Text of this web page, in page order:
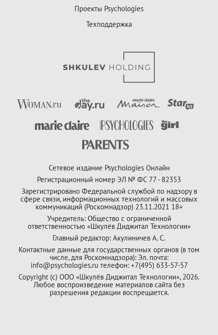
Проекты Psychologies
Техподдержка
Сетевое издание Psychologies Онлайн
Регистрационный номер ЭЛ № ФС 77 - 82353
Зарегистрировано Федеральной службой по надзору в
сфере связи, информационных технологий и массовых
коммуникаций (Роскомнадзор) 23.11.2021 18+
Учредитель: Общество с ограниченной
ответственностью «Шкулёв Диджитал Технологии»
Главный редактор: Акулиничев А. С.
Контактные данные для государственных органов (в том
числе, для Роскомнадзора): Эл. почта:
info@psychologies.ru телефон: +7(495) 633-57-57
Copyright (с) ООО «Шкулёв Диджитал Технологии», 2026.
Любое воспроизведение материалов сайта без
разрешения редакции воспрещается.